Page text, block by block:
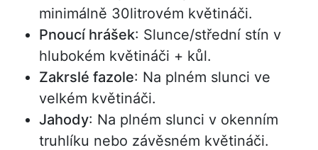
minimálně 30litrovém květináči.
Pnoucí hrášek: Slunce/střední stín v
hlubokém květináči + kůl.
Zakrslé fazole: Na plném slunci ve
velkém květináči.
Jahody: Na plném slunci v okenním
truhlíku nebo závěsném květináči.